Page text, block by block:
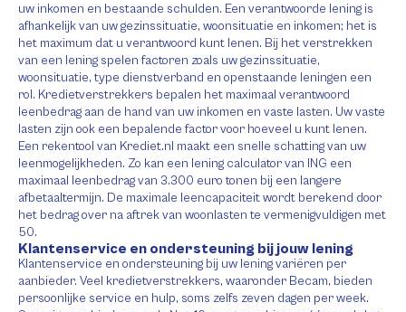
uw inkomen en bestaande schulden. Een verantwoorde lening is
afhankelijk van uw gezinssituatie, woonsituatie en inkomen; het is
het maximum dat u verantwoord kunt lenen. Bij het verstrekken
van een lening spelen factoren zoals uw gezinssituatie,
woonsituatie, type dienstverband en openstaande leningen een
rol. Kredietverstrekkers bepalen het maximaal verantwoord
leenbedrag aan de hand van uw inkomen en vaste lasten. Uw vaste
lasten zijn ook een bepalende factor voor hoeveel u kunt lenen.
Een rekentool van Krediet.nl maakt een snelle schatting van uw
leenmogelijkheden. Zo kan een lening calculator van ING een
maximaal leenbedrag van 3.300 euro tonen bij een langere
afbetaaltermijn. De maximale leencapaciteit wordt berekend door
het bedrag over na aftrek van woonlasten te vermenigvuldigen met
50.
Klantenservice en ondersteuning bij jouw lening
Klantenservice en ondersteuning bij uw lening variëren per
aanbieder. Veel kredietverstrekkers, waaronder Becam, bieden
persoonlijke service en hulp, soms zelfs zeven dagen per week.